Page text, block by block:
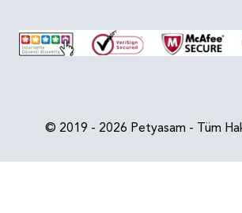
© 2019 - 2026 Petyasam - Tüm